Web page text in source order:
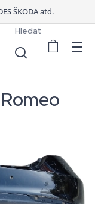
ŠKODA atd.
Hledat